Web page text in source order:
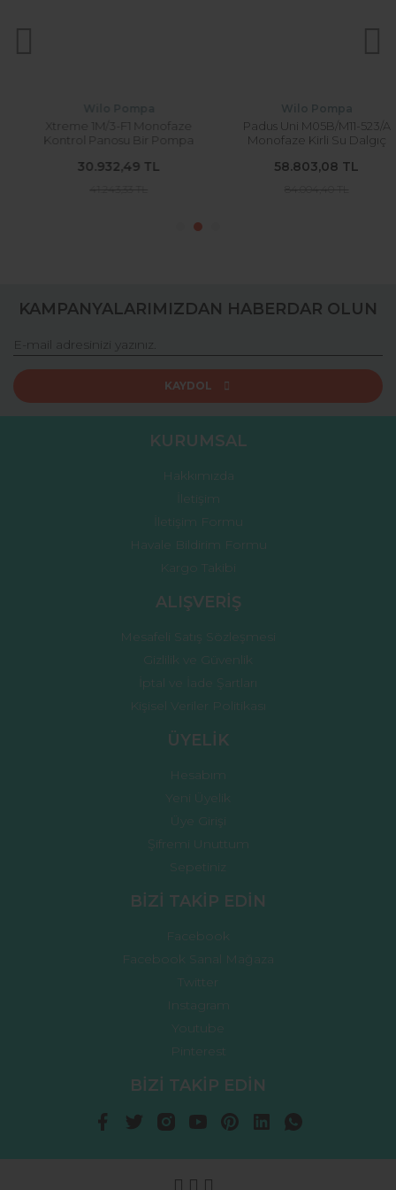
Xtreme 1M/3-F1 Monofaze
Kontrol Panosu Bir Pompa
30.932,49 TL
Padus Uni M05B/M11-523/A
Monofaze Kirli Su Dalgıç
58.803,08 TL
KAMPANYALARIMIZDAN HABERDAR OLUN
KAYDOL
KURUMSAL
Hakkımızda
İletişim
İletişim Formu
Havale Bildirim Formu
Kargo Takibi
ALIŞVERİŞ
Mesafeli Satış Sözleşmesi
Gizlilik ve Güvenlik
İptal ve İade Şartları
Kişisel Veriler Politikası
ÜYELİK
Hesabım
Yeni Üyelik
Üye Girişi
Şifremi Unuttum
Sepetiniz
BİZİ TAKİP EDİN
Facebook
Facebook Sanal Mağaza
Twitter
Instagram
Youtube
Pinterest
BİZİ TAKİP EDİN